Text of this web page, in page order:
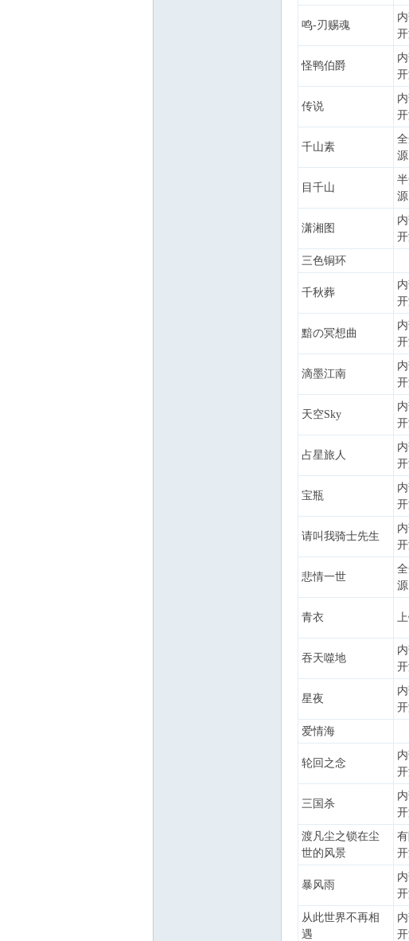
鸣-刃赐魂
怪鸭伯爵
传说
千山素
源
目千山
源
潇湘图
三色铜环
千秋葬
黯の冥想曲
滴墨江南
天空Sky
占星旅人
宝瓶
请叫我骑士先生
悲情一世
源
青衣
吞天噬地
星夜
爱情海
轮回之念
三国杀
渡凡尘之锁在尘
世的风景
暴风雨
从此世界不再相
遇